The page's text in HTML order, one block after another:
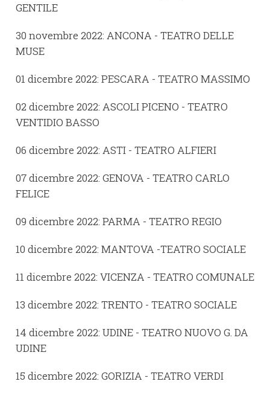
GENTILE
30 novembre 2022: ANCONA - TEATRO DELLE
MUSE
01 dicembre 2022: PESCARA - TEATRO MASSIMO
02 dicembre 2022: ASCOLI PICENO - TEATRO
VENTIDIO BASSO
06 dicembre 2022: ASTI - TEATRO ALFIERI
07 dicembre 2022: GENOVA - TEATRO CARLO
FELICE
09 dicembre 2022: PARMA - TEATRO REGIO
10 dicembre 2022: MANTOVA -TEATRO SOCIALE
11 dicembre 2022: VICENZA - TEATRO COMUNALE
13 dicembre 2022: TRENTO - TEATRO SOCIALE
14 dicembre 2022: UDINE - TEATRO NUOVO G. DA
UDINE
15 dicembre 2022: GORIZIA - TEATRO VERDI